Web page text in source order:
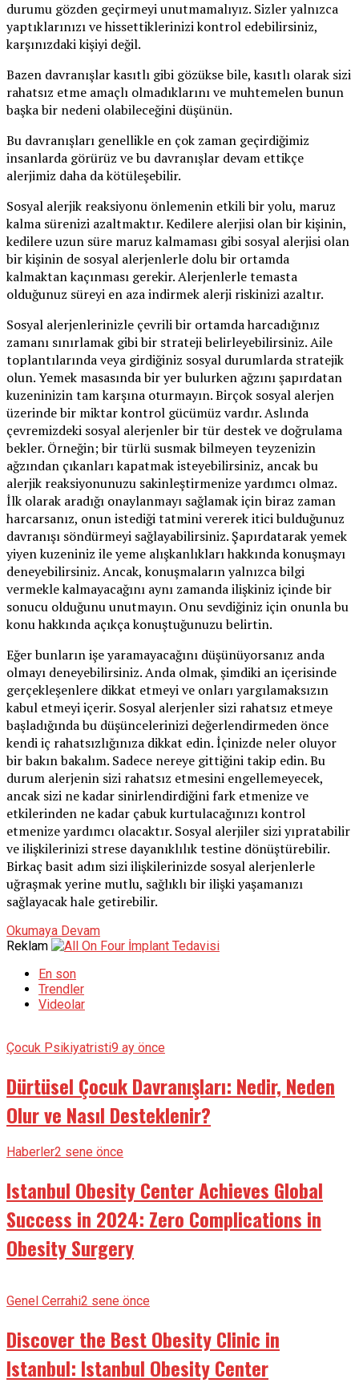
durumu gözden geçirmeyi unutmamalıyız. Sizler yalnızca
yaptıklarınızı ve hissettiklerinizi kontrol edebilirsiniz,
karşınızdaki kişiyi değil.
Bazen davranışlar kasıtlı gibi gözükse bile, kasıtlı olarak sizi
rahatsız etme amaçlı olmadıklarını ve muhtemelen bunun
başka bir nedeni olabileceğini düşünün.
Bu davranışları genellikle en çok zaman geçirdiğimiz
insanlarda görürüz ve bu davranışlar devam ettikçe
alerjimiz daha da kötüleşebilir.
Sosyal alerjik reaksiyonu önlemenin etkili bir yolu, maruz
kalma sürenizi azaltmaktır. Kedilere alerjisi olan bir kişinin,
kedilere uzun süre maruz kalmaması gibi sosyal alerjisi olan
bir kişinin de sosyal alerjenlerle dolu bir ortamda
kalmaktan kaçınması gerekir. Alerjenlerle temasta
olduğunuz süreyi en aza indirmek alerji riskinizi azaltır.
Sosyal alerjenlerinizle çevrili bir ortamda harcadığınız
zamanı sınırlamak gibi bir strateji belirleyebilirsiniz. Aile
toplantılarında veya girdiğiniz sosyal durumlarda stratejik
olun. Yemek masasında bir yer bulurken ağzını şapırdatan
kuzeninizin tam karşına oturmayın. Birçok sosyal alerjen
üzerinde bir miktar kontrol gücümüz vardır. Aslında
çevremizdeki sosyal alerjenler bir tür destek ve doğrulama
bekler. Örneğin; bir türlü susmak bilmeyen teyzenizin
ağzından çıkanları kapatmak isteyebilirsiniz, ancak bu
alerjik reaksiyonunuzu sakinleştirmenize yardımcı olmaz.
İlk olarak aradığı onaylanmayı sağlamak için biraz zaman
harcarsanız, onun istediği tatmini vererek itici bulduğunuz
davranışı söndürmeyi sağlayabilirsiniz. Şapırdatarak yemek
yiyen kuzeniniz ile yeme alışkanlıkları hakkında konuşmayı
deneyebilirsiniz. Ancak, konuşmaların yalnızca bilgi
vermekle kalmayacağını aynı zamanda ilişkiniz içinde bir
sonucu olduğunu unutmayın. Onu sevdiğiniz için onunla bu
konu hakkında açıkça konuştuğunuzu belirtin.
Eğer bunların işe yaramayacağını düşünüyorsanız anda
olmayı deneyebilirsiniz. Anda olmak, şimdiki an içerisinde
gerçekleşenlere dikkat etmeyi ve onları yargılamaksızın
kabul etmeyi içerir. Sosyal alerjenler sizi rahatsız etmeye
başladığında bu düşüncelerinizi değerlendirmeden önce
kendi iç rahatsızlığınıza dikkat edin. İçinizde neler oluyor
bir bakın bakalım. Sadece nereye gittiğini takip edin. Bu
durum alerjenin sizi rahatsız etmesini engellemeyecek,
ancak sizi ne kadar sinirlendirdiğini fark etmenize ve
etkilerinden ne kadar çabuk kurtulacağınızı kontrol
etmenize yardımcı olacaktır. Sosyal alerjiler sizi yıpratabilir
ve ilişkilerinizi strese dayanıklılık testine dönüştürebilir.
Birkaç basit adım sizi ilişkilerinizde sosyal alerjenlerle
uğraşmak yerine mutlu, sağlıklı bir ilişki yaşamanızı
sağlayacak hale getirebilir.
Okumaya Devam
Reklam
En son
Trendler
Videolar
Çocuk Psikiyatristi9 ay önce
Dürtüsel Çocuk Davranışları: Nedir, Neden
Olur ve Nasıl Desteklenir?
Haberler2 sene önce
Istanbul Obesity Center Achieves Global
Success in 2024: Zero Complications in
Obesity Surgery
Genel Cerrahi2 sene önce
Discover the Best Obesity Clinic in
Istanbul: Istanbul Obesity Center